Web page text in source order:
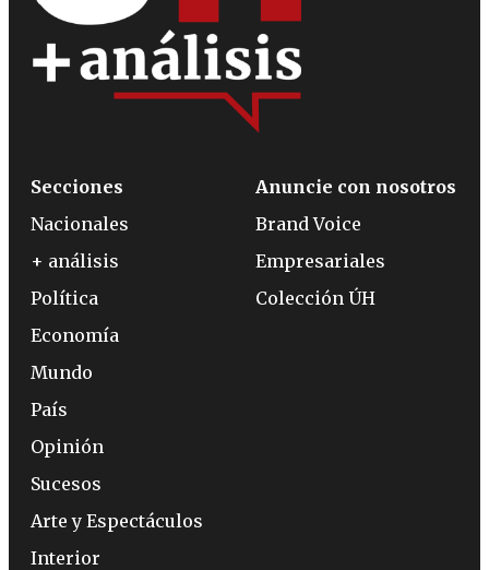
Secciones
Nacionales
+ análisis
Política
Economía
Mundo
País
Opinión
Sucesos
Arte y Espectáculos
Interior
Anuncie con nosotros
Brand Voice
Empresariales
Colección ÚH